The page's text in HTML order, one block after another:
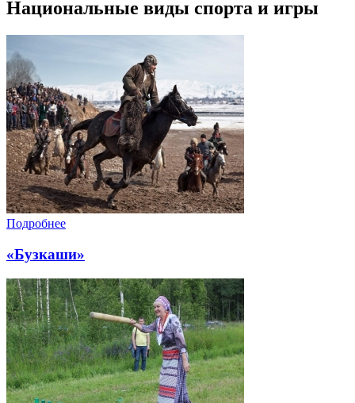
Национальные виды спорта и игры
Подробнее
«Бузкаши»